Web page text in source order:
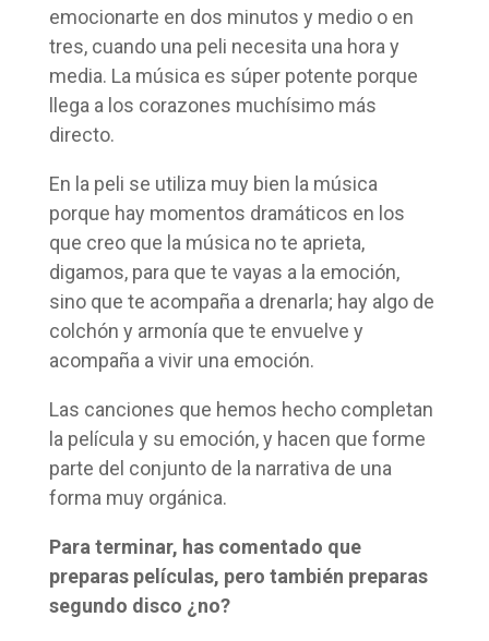
emocionarte en dos minutos y medio o en
tres, cuando una peli necesita una hora y
media. La música es súper potente porque
llega a los corazones muchísimo más
directo.
En la peli se utiliza muy bien la música
porque hay momentos dramáticos en los
que creo que la música no te aprieta,
digamos, para que te vayas a la emoción,
sino que te acompaña a drenarla; hay algo de
colchón y armonía que te envuelve y
acompaña a vivir una emoción.
Las canciones que hemos hecho completan
la película y su emoción, y hacen que forme
parte del conjunto de la narrativa de una
forma muy orgánica.
Para terminar, has comentado que
preparas películas, pero también preparas
segundo disco ¿no?